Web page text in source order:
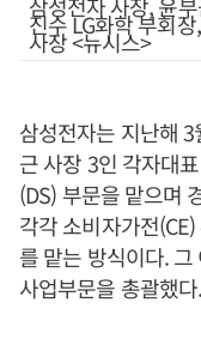
진수 LG화학 부회
사장 <뉴시스>
삼성전자는 지난해
근 사장 3인 각자대
(DS) 부문을 맡으며
각각 소비자가전
를 맡는 방식이다.
사업부문을 총괄했다.